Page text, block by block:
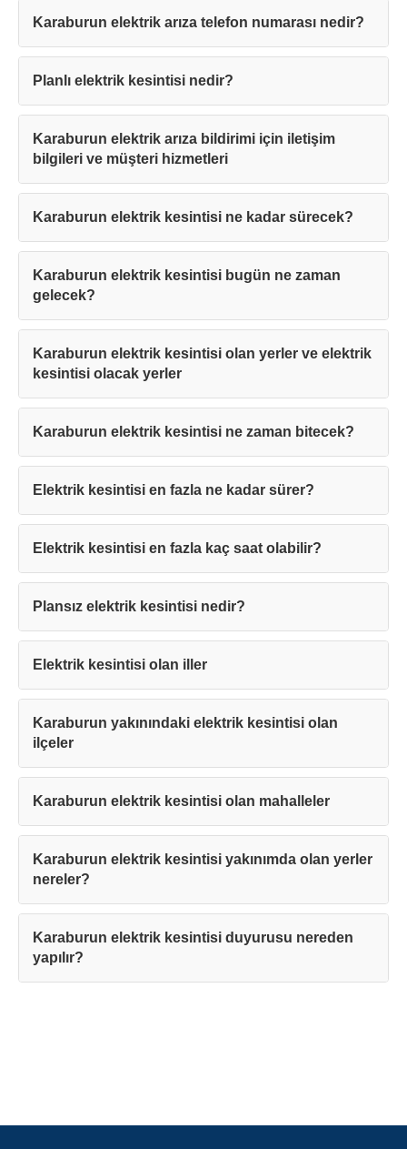
Karaburun elektrik arıza telefon numarası nedir?
Planlı elektrik kesintisi nedir?
Karaburun elektrik arıza bildirimi için iletişim
bilgileri ve müşteri hizmetleri
Karaburun elektrik kesintisi ne kadar sürecek?
Karaburun elektrik kesintisi bugün ne zaman
gelecek?
Karaburun elektrik kesintisi olan yerler ve elektrik
kesintisi olacak yerler
Karaburun elektrik kesintisi ne zaman bitecek?
Elektrik kesintisi en fazla ne kadar sürer?
Elektrik kesintisi en fazla kaç saat olabilir?
Plansız elektrik kesintisi nedir?
Elektrik kesintisi olan iller
Karaburun yakınındaki elektrik kesintisi olan
ilçeler
Karaburun elektrik kesintisi olan mahalleler
Karaburun elektrik kesintisi yakınımda olan yerler
nereler?
Karaburun elektrik kesintisi duyurusu nereden
yapılır?
Teşekkürler!
Mesajınız başarıyla ulaştırıldı. En kısa